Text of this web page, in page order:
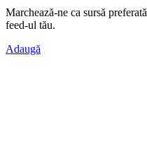
Marchează-ne ca sursă preferată
feed-ul tău.
Adaugă